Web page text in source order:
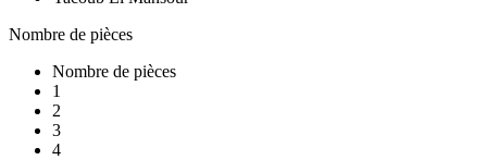
Nombre de pièces
Nombre de pièces
1
2
3
4